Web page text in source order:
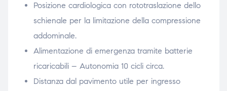
Posizione cardiologica con rototraslazione dello
schienale per la limitazione della compressione
addominale.
Alimentazione di emergenza tramite batterie
ricaricabili – Autonomia 10 cicli circa.
Distanza dal pavimento utile per ingresso